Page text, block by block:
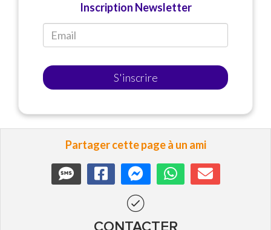
Inscription Newsletter
S'inscrire
Partager cette page à un ami